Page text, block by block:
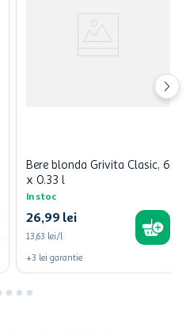
Bere blonda Grivita Clasic, 6
x 0.33 l
In stoc
26,99 lei
13,63 lei/l
+3 lei garantie